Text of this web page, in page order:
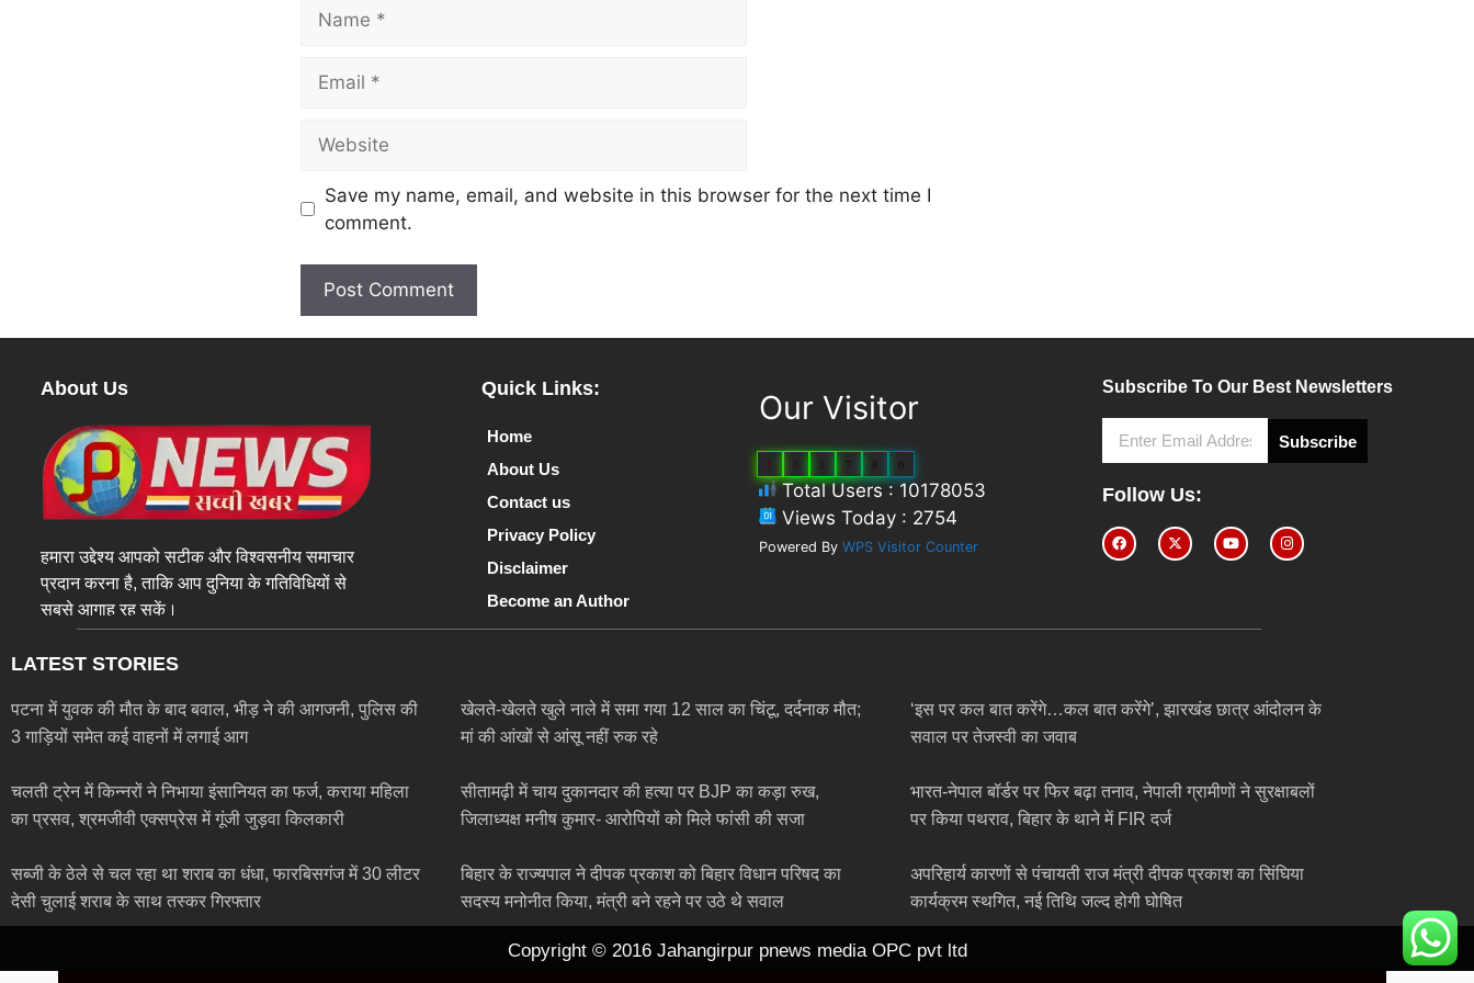
Save my name, email, and website in this browser for the next time I
comment.
About Us
हमारा उद्देश्य आपको सटीक और विश्वसनीय समाचार
प्रदान करना है, ताकि आप दुनिया के गतिविधियों से
सबसे आगाह रह सकें।
Quick Links:
Home
About Us
Contact us
Privacy Policy
Disclaimer
Become an Author
Our Visitor
1 1
Total Users : 10178053
Views Today : 2754
Powered By WPS Visitor Counter
Subscribe To Our Best Newsletters
Subscribe
Follow Us:
LATEST STORIES
पटना में युवक की मौत के बाद बवाल, भीड़ ने की आगजनी, पुलिस की
3 गाड़ियों समेत कई वाहनों में लगाई आग
खेलते-खेलते खुले नाले में समा गया 12 साल का चिंटू, दर्दनाक मौत;
मां की आंखों से आंसू नहीं रुक रहे
‘इस पर कल बात करेंगे…कल बात करेंगे’, झारखंड छात्र आंदोलन के
सवाल पर तेजस्वी का जवाब
चलती ट्रेन में किन्नरों ने निभाया इंसानियत का फर्ज, कराया महिला
का प्रसव, श्रमजीवी एक्सप्रेस में गूंजी जुड़वा किलकारी
सीतामढ़ी में चाय दुकानदार की हत्या पर BJP का कड़ा रुख,
जिलाध्यक्ष मनीष कुमार- आरोपियों को मिले फांसी की सजा
भारत-नेपाल बॉर्डर पर फिर बढ़ा तनाव, नेपाली ग्रामीणों ने सुरक्षाबलों
पर किया पथराव, बिहार के थाने में FIR दर्ज
सब्जी के ठेले से चल रहा था शराब का धंधा, फारबिसगंज में 30 लीटर
देसी चुलाई शराब के साथ तस्कर गिरफ्तार
बिहार के राज्यपाल ने दीपक प्रकाश को बिहार विधान परिषद का
सदस्य मनोनीत किया, मंत्री बने रहने पर उठे थे सवाल
अपरिहार्य कारणों से पंचायती राज मंत्री दीपक प्रकाश का सिंघिया
कार्यक्रम स्थगित, नई तिथि जल्द होगी घोषित
Copyright © 2016 Jahangirpur pnews media OPC pvt ltd